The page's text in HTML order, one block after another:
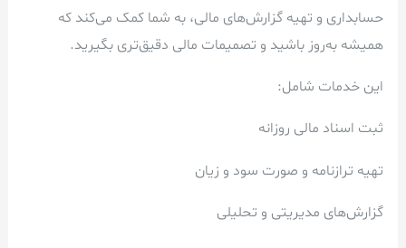
حسابداری و تهیه گزارش‌های مالی، به شما کمک می‌کند که
همیشه به‌روز باشید و تصمیمات مالی دقیق‌تری بگیرید.
این خدمات شامل:
ثبت اسناد مالی روزانه
تهیه ترازنامه و صورت سود و زیان
گزارش‌های مدیریتی و تحلیلی